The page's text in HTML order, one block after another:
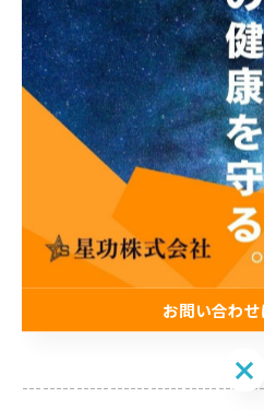
* 改修工事って具体的にどう
➡ どんなご質問でもお気軽に
お問い合わせ
お問い合わ